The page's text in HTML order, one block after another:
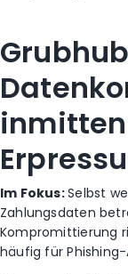
Im Fokus:Selbst
Zahlungsdaten
Kompromittierung
häufig für